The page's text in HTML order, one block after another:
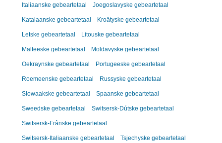
Italiaanske gebeartetaal Joegoslavyske gebeartetaal
Katalaanske gebeartetaal Kroätyske gebeartetaal
Letske gebeartetaal Litouske gebeartetaal
Malteeske gebeartetaal Moldavyske gebeartetaal
Oekraynske gebeartetaal Portugeeske gebeartetaal
Roemeenske gebeartetaal Russyske gebeartetaal
Slowaakske gebeartetaal Spaanske gebeartetaal
Sweedske gebeartetaal Switsersk-Dútske gebeartetaal
Switsersk-Frânske gebeartetaal
Switsersk-Italiaanske gebeartetaal Tsjechyske gebeartetaal